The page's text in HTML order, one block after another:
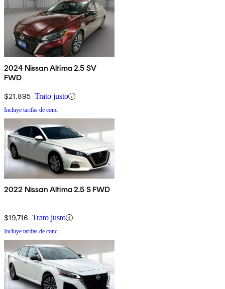
2024 Nissan Altima 2.5 SV
FWD
$21,895 Trato justo
Incluye tarifas de conc.
2022 Nissan Altima 2.5 S FWD
$19,716 Trato justo
Incluye tarifas de conc.